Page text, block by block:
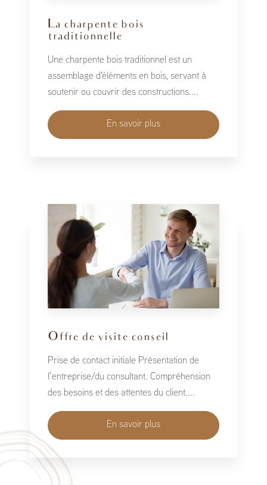
La charpente bois
traditionnelle
Une charpente bois traditionnel est un
assemblage d'éléments en bois, servant à
soutenir ou couvrir des constructions....
En savoir plus
Offre de visite conseil
Prise de contact initiale Présentation de
l’entreprise/du consultant. Compréhension
des besoins et des attentes du client....
En savoir plus